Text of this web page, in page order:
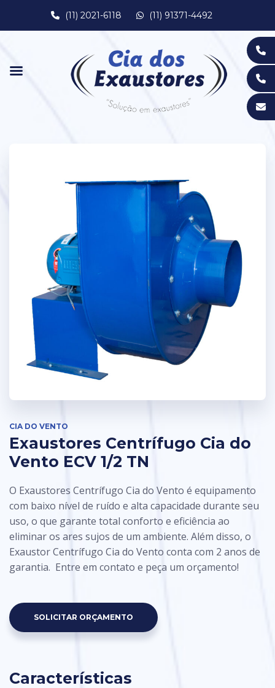
(11) 2021-6118 (11) 91371-4492
CIA DO VENTO
Exaustores Centrífugo Cia do
Vento ECV 1/2 TN
O Exaustores Centrífugo Cia do Vento é equipamento
com baixo nível de ruído e alta capacidade durante seu
uso, o que garante total conforto e eficiência ao
eliminar os ares sujos de um ambiente. Além disso, o
Exaustor Centrífugo Cia do Vento conta com 2 anos de
garantia. Entre em contato e peça um orçamento!
SOLICITAR ORÇAMENTO
Características